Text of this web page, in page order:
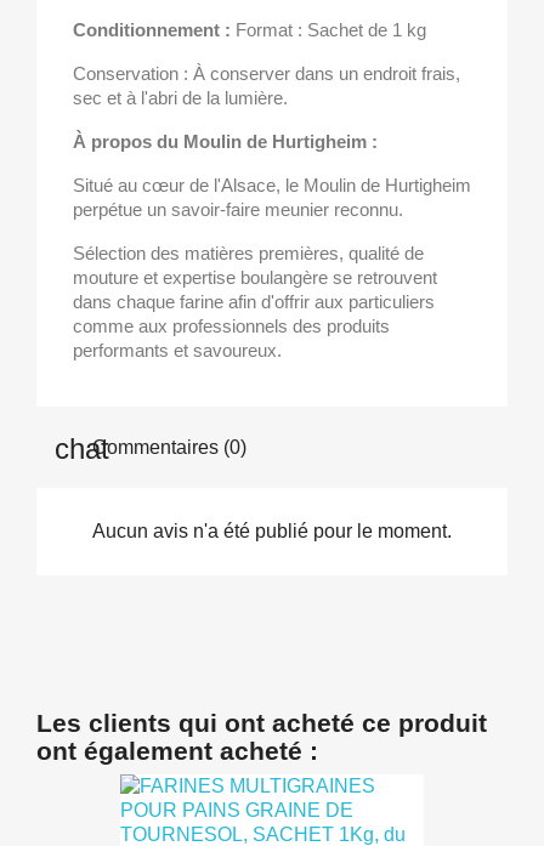
Conditionnement : Format : Sachet de 1 kg
Conservation : À conserver dans un endroit frais,
sec et à l'abri de la lumière.
À propos du Moulin de Hurtigheim :
Situé au cœur de l'Alsace, le Moulin de Hurtigheim
perpétue un savoir-faire meunier reconnu.
Sélection des matières premières, qualité de
mouture et expertise boulangère se retrouvent
dans chaque farine afin d'offrir aux particuliers
comme aux professionnels des produits
performants et savoureux.
Commentaires (0)
Aucun avis n'a été publié pour le moment.
Les clients qui ont acheté ce produit
ont également acheté :